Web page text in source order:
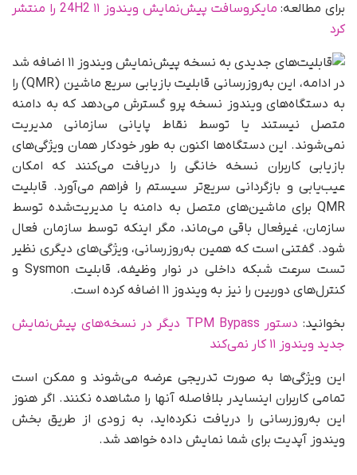
برای مطالعه:
مایکروسافت پیش‌نمایش ویندوز ۱۱ 24H2 را منتشر
کرد
در ادامه، این به‌روزرسانی قابلیت بازیابی سریع ماشین (QMR) را
به دستگاه‌های ویندوز نسخه پرو گسترش می‌دهد که به دامنه
متصل نیستند یا توسط نقاط پایانی سازمانی مدیریت
نمی‌شوند. این دستگاه‌ها اکنون به‌ طور خودکار همان ویژگی‌های
بازیابی کاربران نسخه خانگی را دریافت می‌کنند که امکان
عیب‌یابی و بازگردانی سریع‌تر سیستم را فراهم می‌آورد. قابلیت
QMR برای ماشین‌های متصل به دامنه یا مدیریت‌شده توسط
سازمان، غیرفعال باقی می‌ماند، مگر اینکه توسط سازمان فعال
شود. گفتنی است که همین به‌روزرسانی، ویژگی‌های دیگری نظیر
تست سرعت شبکه داخلی در نوار وظیفه، قابلیت Sysmon و
کنترل‌های دوربین را نیز به ویندوز ۱۱ اضافه کرده است.
بخوانید:
دستور TPM Bypass دیگر در نسخه‌های پیش‌نمایش
جدید ویندوز ۱۱ کار نمی‌کند
این ویژگی‌ها به‌ صورت تدریجی عرضه می‌شوند و ممکن است
تمامی کاربران اینسایدر بلافاصله آنها را مشاهده نکنند. اگر هنوز
این به‌روزرسانی را دریافت نکرده‌اید، به‌ زودی از طریق بخش
ویندوز آپدیت برای شما نمایش داده خواهد شد.